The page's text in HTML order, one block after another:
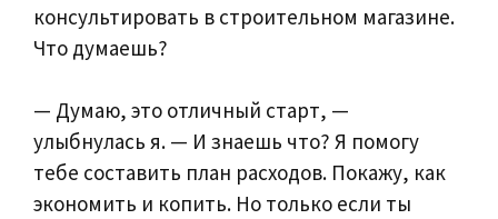
консультировать в строительном магазине.
Что думаешь?
— Думаю, это отличный старт, —
улыбнулась я. — И знаешь что? Я помогу
тебе составить план расходов. Покажу, как
экономить и копить. Но только если ты